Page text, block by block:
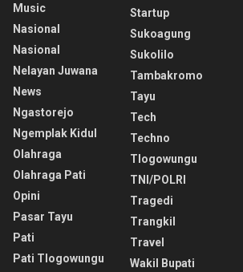
Music
Nasional
Nasional
Nelayan Juwana
News
Ngastorejo
Ngemplak Kidul
Olahraga
Olahraga Pati
Opini
Pasar Tayu
Pati
Pati Tlogowungu
Startup
Sukoagung
Sukolilo
Tambakromo
Tayu
Tech
Techno
Tlogowungu
TNI/POLRI
Tragedi
Trangkil
Travel
Wakil Bupati